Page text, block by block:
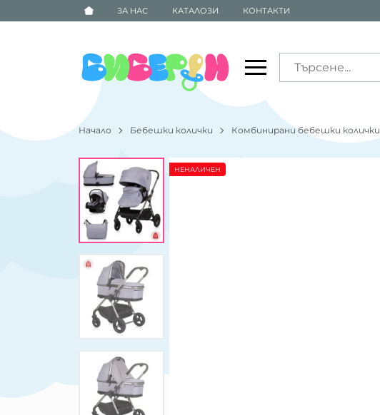
ЗА НАС КАТАЛОЗИ КОНТАКТИ
Начало Бебешки колички Комбинирани бебешки колички
НЕНАЛИЧЕН